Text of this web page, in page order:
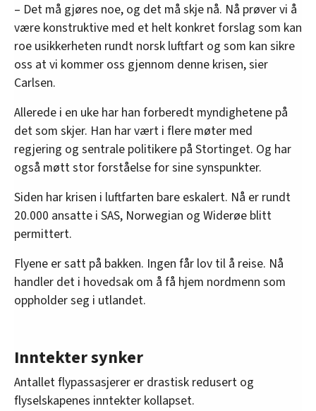
– Det må gjøres noe, og det må skje nå. Nå prøver vi å
være konstruktive med et helt konkret forslag som kan
roe usikkerheten rundt norsk luftfart og som kan sikre
oss at vi kommer oss gjennom denne krisen, sier
Carlsen.
Allerede i en uke har han forberedt myndighetene på
det som skjer. Han har vært i flere møter med
regjering og sentrale politikere på Stortinget. Og har
også møtt stor forståelse for sine synspunkter.
Siden har krisen i luftfarten bare eskalert. Nå er rundt
20.000 ansatte i SAS, Norwegian og Widerøe blitt
permittert.
Flyene er satt på bakken. Ingen får lov til å reise. Nå
handler det i hovedsak om å få hjem nordmenn som
oppholder seg i utlandet.
Inntekter synker
Antallet flypassasjerer er drastisk redusert og
flyselskapenes inntekter kollapset.